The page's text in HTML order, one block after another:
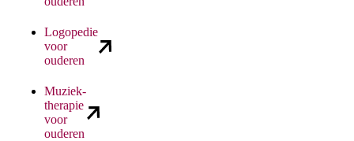
Logopedie
voor
ouderen
Muziek­
therapie
voor
ouderen